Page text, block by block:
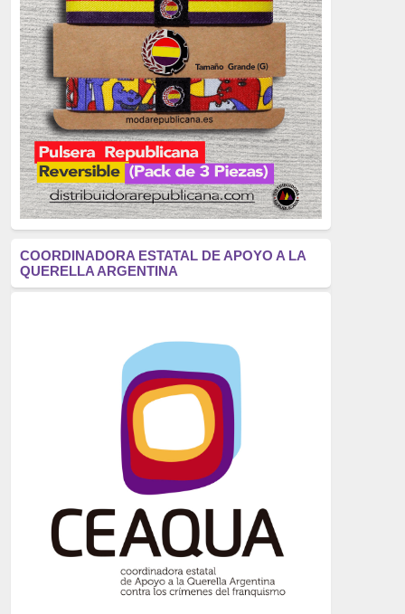
monarquía
(2253)
borbones
(2176)
Cultura
(2163)
Guerra
(1674)
genocidio
(1234)
mujer
(1070)
Eventos
(914)
Crímenes del franquismo
(721)
(699)
(607)
neofranquismo
(567)
Justicia Universal
Derechos Humanos
(522)
Nacionalcatolicismo
(514)
COORDINADORA ESTATAL DE APOYO A LA
QUERELLA ARGENTINA